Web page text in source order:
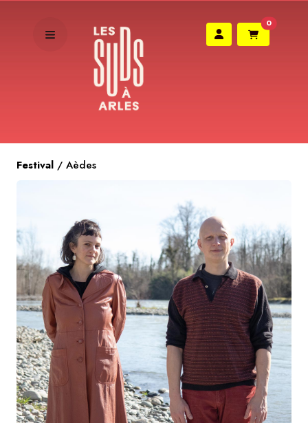
0
Festival / Aèdes